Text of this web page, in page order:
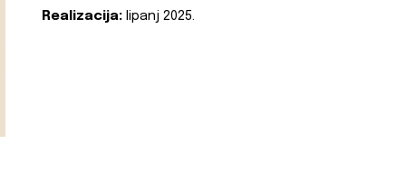
Realizacija: lipanj 2025.